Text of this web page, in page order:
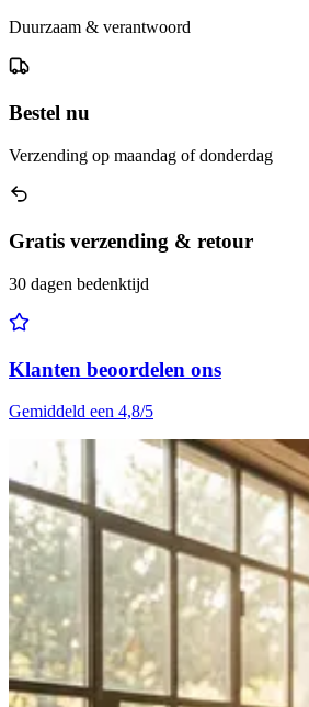
Duurzaam & verantwoord
Bestel nu
Verzending op maandag of donderdag
Gratis verzending & retour
30 dagen bedenktijd
Klanten beoordelen ons
Gemiddeld een 4,8/5